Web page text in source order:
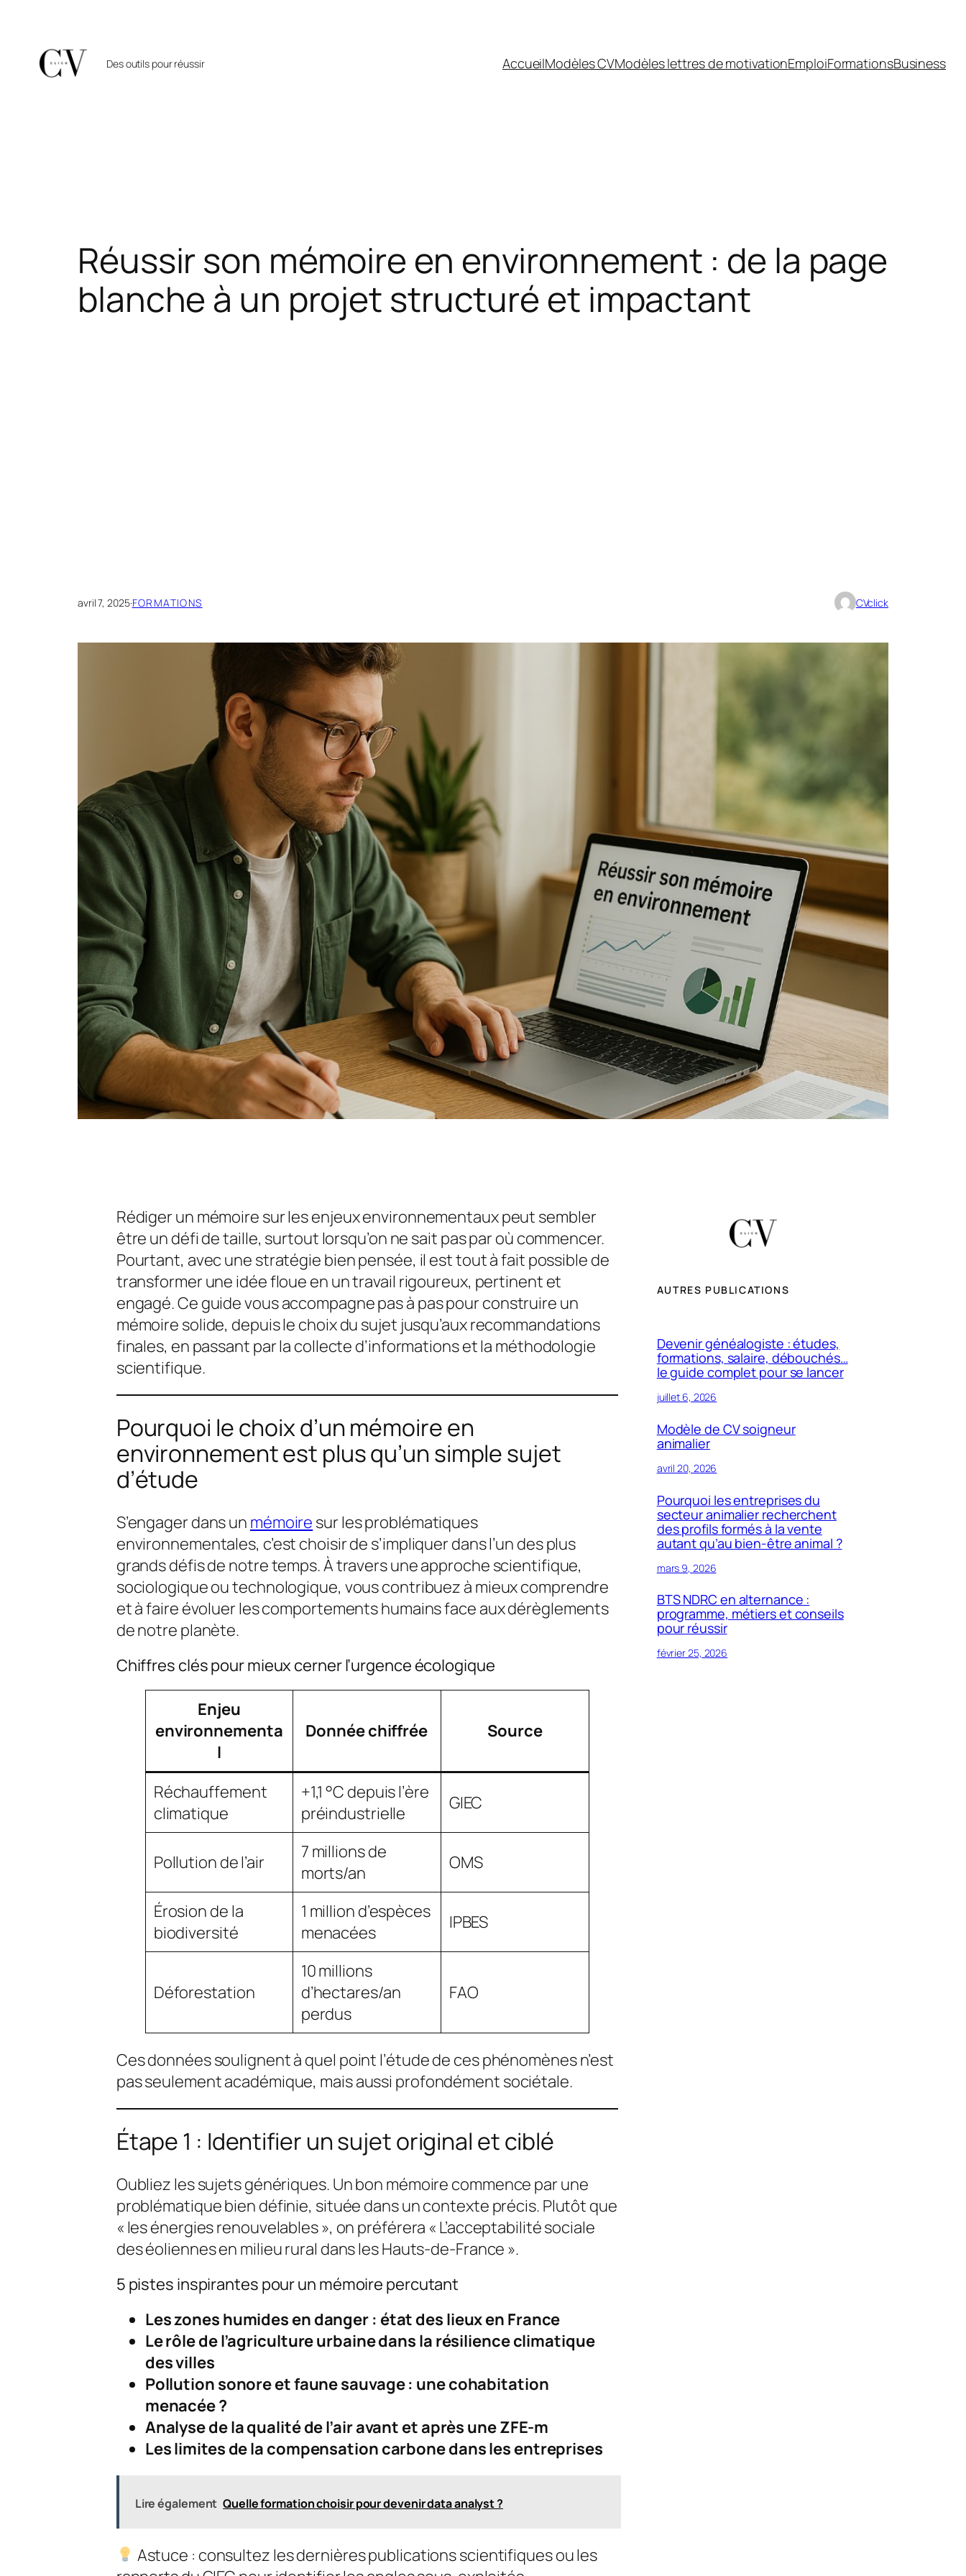
contenu
Des outils pour réussir AccueilModèles CVModèles lettres de motivationEmploiFormationsBusiness
Réussir son mémoire en environnement : de la page
blanche à un projet structuré et impactant
avril 7, 2025·FORMATIONS CVclick
Rédiger un mémoire sur les enjeux environnementaux peut sembler
être un défi de taille, surtout lorsqu’on ne sait pas par où commencer.
Pourtant, avec une stratégie bien pensée, il est tout à fait possible de
transformer une idée floue en un travail rigoureux, pertinent et
engagé. Ce guide vous accompagne pas à pas pour construire un
mémoire solide, depuis le choix du sujet jusqu’aux recommandations
finales, en passant par la collecte d’informations et la méthodologie
scientifique.
Pourquoi le choix d’un mémoire en
environnement est plus qu’un simple sujet
d’étude
S’engager dans un mémoire sur les problématiques
environnementales, c’est choisir de s’impliquer dans l’un des plus
grands défis de notre temps. À travers une approche scientifique,
sociologique ou technologique, vous contribuez à mieux comprendre
et à faire évoluer les comportements humains face aux dérèglements
de notre planète.
Chiffres clés pour mieux cerner l’urgence écologique
Enjeu
environnementa
l
Donnée chiffrée Source
Réchauffement
climatique
+1,1 °C depuis l’ère
préindustrielle
GIEC
Pollution de l’air
7 millions de
morts/an
OMS
Érosion de la
biodiversité
1 million d’espèces
menacées
IPBES
Déforestation
10 millions
d’hectares/an
perdus
FAO
Ces données soulignent à quel point l’étude de ces phénomènes n’est
pas seulement académique, mais aussi profondément sociétale.
Étape 1 : Identifier un sujet original et ciblé
Oubliez les sujets génériques. Un bon mémoire commence par une
problématique bien définie, située dans un contexte précis. Plutôt que
« les énergies renouvelables », on préférera « L’acceptabilité sociale
des éoliennes en milieu rural dans les Hauts-de-France ».
5 pistes inspirantes pour un mémoire percutant
Les zones humides en danger : état des lieux en France
Le rôle de l’agriculture urbaine dans la résilience climatique
des villes
Pollution sonore et faune sauvage : une cohabitation
menacée ?
Analyse de la qualité de l’air avant et après une ZFE-m
Les limites de la compensation carbone dans les entreprises
Lire également Quelle formation choisir pour devenir data analyst ?
Astuce : consultez les dernières publications scientifiques ou les
AUTRES PUBLICATIONS
Devenir généalogiste : études,
formations, salaire, débouchés…
le guide complet pour se lancer
juillet 6, 2026
Modèle de CV soigneur
animalier
avril 20, 2026
Pourquoi les entreprises du
secteur animalier recherchent
des profils formés à la vente
autant qu’au bien-être animal ?
mars 9, 2026
BTS NDRC en alternance :
programme, métiers et conseils
pour réussir
février 25, 2026